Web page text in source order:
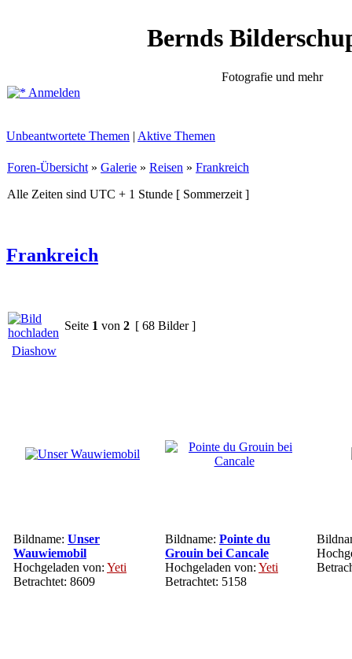
Bernds
Fotografie und mehr
Anmelden
Unbeantwortete Themen | Aktive Themen
Foren-Übersicht » Galerie » Reisen » Frankreich
Alle Zeiten sind UTC + 1 Stunde [ Sommerzeit ]
Frankreich
Seite 1 von 2 [ 68 Bilder ]
Diashow
Bildname: Unser
Wauwiemobil
Hochgeladen von: Yeti
Betrachtet: 8609
Bildname: Pointe du
Grouin bei Cancale
Hochgeladen von: Yeti
Betrachtet: 5158